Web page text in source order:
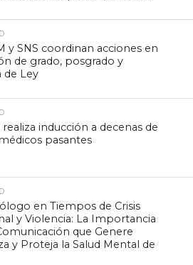
y SNS coordinan acciones en
de grado, posgrado y
de Ley
realiza inducción a decenas de
pasantes
en Tiempos de Crisis
y Violencia: La Importancia
que Genere
y Proteja la Salud Mental de